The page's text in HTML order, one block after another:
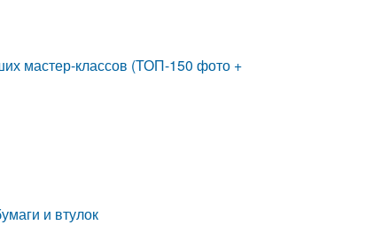
мастер-классов (ТОП-150 фото +
и втулок